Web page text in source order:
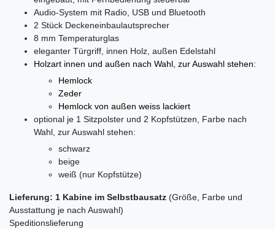
Audio-System mit Radio, USB und Bluetooth
2 Stück Deckeneinbaulautsprecher
8 mm Temperaturglas
eleganter Türgriff, innen Holz, außen Edelstahl
Holzart innen und außen nach Wahl, zur Auswahl stehen:
Hemlock
Zeder
Hemlock von außen weiss lackiert
optional je 1 Sitzpolster und 2 Kopfstützen, Farbe nach
Wahl, zur Auswahl stehen:
schwarz
beige
weiß (nur Kopfstütze)
Lieferung: 1 Kabine im Selbstbausatz (Größe, Farbe und
Ausstattung je nach Auswahl)
Speditionslieferung